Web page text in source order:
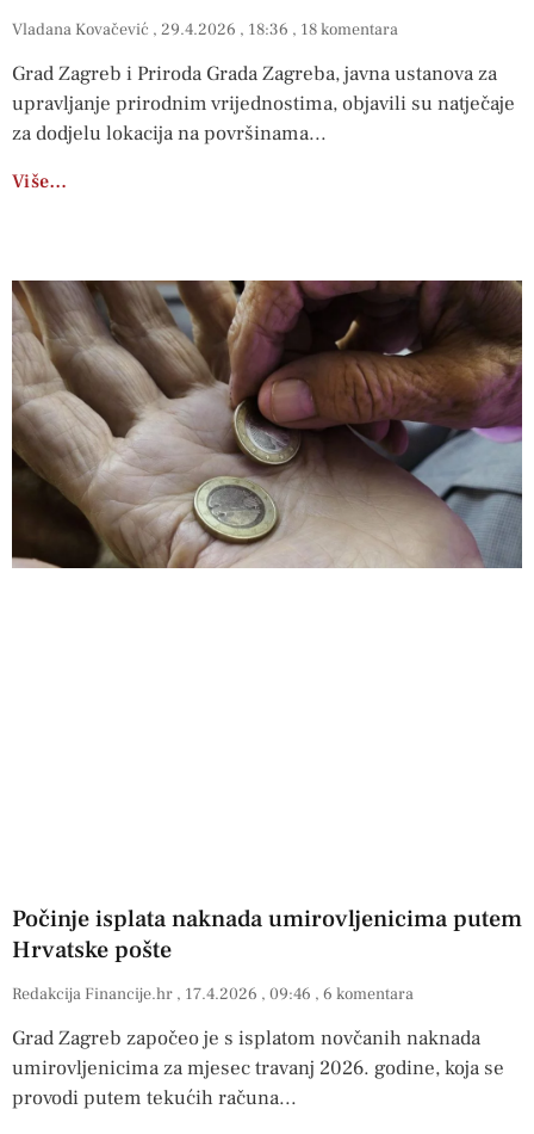
Vladana Kovačević 29.4.2026 18:36 18 komentara
Grad Zagreb i Priroda Grada Zagreba, javna ustanova za
upravljanje prirodnim vrijednostima, objavili su natječaje
za dodjelu lokacija na površinama
Više…
Počinje isplata naknada umirovljenicima putem
Hrvatske pošte
Redakcija Financije.hr 17.4.2026 09:46 6 komentara
Grad Zagreb započeo je s isplatom novčanih naknada
umirovljenicima za mjesec travanj 2026. godine, koja se
provodi putem tekućih računa